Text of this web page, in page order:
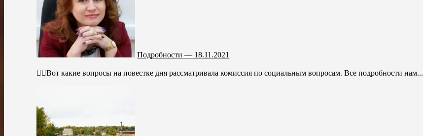
Подробности — 18.11.2021
👇🏻Вот какие вопросы на повестке дня рассматривала комиссия по социальным вопросам. Все подробности нам...